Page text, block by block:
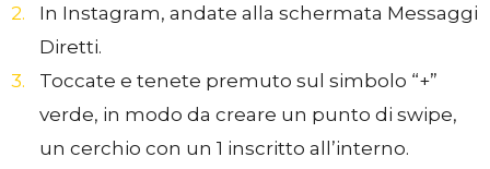
In Instagram, andate alla schermata Messaggi
Diretti.
Toccate e tenete premuto sul simbolo “+”
verde, in modo da creare un punto di swipe,
un cerchio con un 1 inscritto all’interno.